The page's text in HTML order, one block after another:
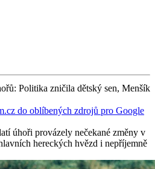
Politika zničila dětský sen, Menšík
do oblíbených zdrojů pro Google
úhoři provázely nečekané změny v
hereckých hvězd i nepříjemně